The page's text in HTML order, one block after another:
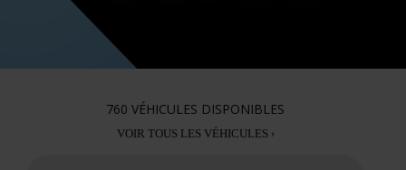
760 VÉHICULES DISPONIBLES
VOIR TOUS LES VÉHICULES ›